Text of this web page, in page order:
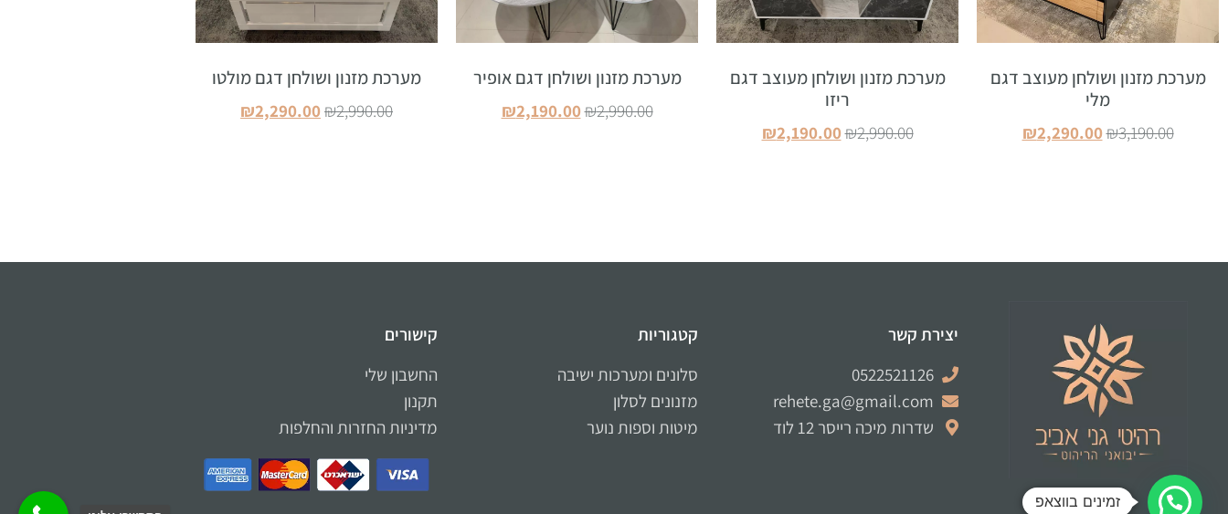
מערכת מזנון ושולחן מעוצב דגם
מלי
₪3,190.00
₪2,290.00
מערכת מזנון ושולחן מעוצב דגם
ריזו
₪2,990.00
₪2,190.00
מערכת מזנון ושולחן דגם אופיר
₪2,990.00
₪2,190.00
מערכת מזנון ושולחן דגם מולטו
₪2,990.00
₪2,290.00
יצירת קשר
0522521126
rehete.ga@gmail.com
שדרות מיכה רייסר 12 לוד
קטגוריות
סלונים ומערכות ישיבה
מזנונים לסלון
מיטות וספות נוער
קישורים
החשבון שלי
תקנון
מדיניות החזרות והחלפות
זמינים בווצאפ